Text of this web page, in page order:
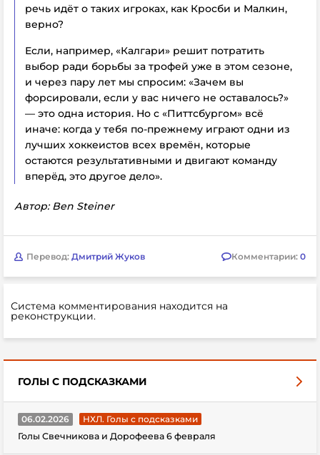
речь идёт о таких игроках, как Кросби и Малкин,
верно?
Если, например, «Калгари» решит потратить
выбор ради борьбы за трофей уже в этом сезоне,
и через пару лет мы спросим: «Зачем вы
форсировали, если у вас ничего не оставалось?»
— это одна история. Но с «Питтсбургом» всё
иначе: когда у тебя по-прежнему играют одни из
лучших хоккеистов всех времён, которые
остаются результативными и двигают команду
вперёд, это другое дело».
Автор: Ben Steiner
Перевод: Дмитрий Жуков Комментарии: 0
Система комментирования находится на
реконструкции.
ГОЛЫ С ПОДСКАЗКАМИ
06.02.2026
НХЛ. Голы с подсказками
Голы Свечникова и Дорофеева 6 февраля